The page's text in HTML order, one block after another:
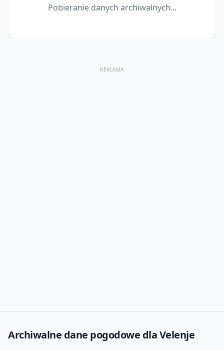
Pobieranie danych archiwalnych...
REKLAMA
Archiwalne dane pogodowe dlaVelenje